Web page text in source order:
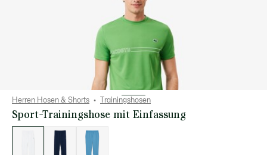
Herren Hosen & Shorts Trainingshosen
Sport-Trainingshose mit Einfassung